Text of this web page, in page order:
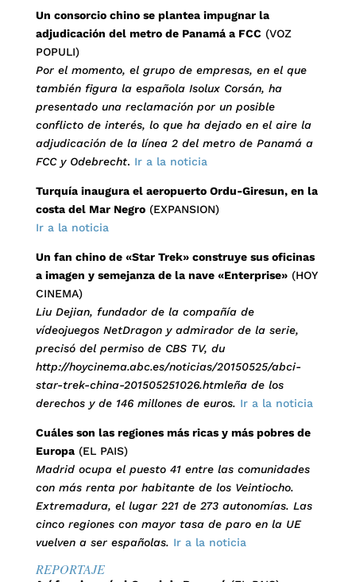
Un consorcio chino se plantea impugnar la
adjudicación del metro de Panamá a FCC (VOZ
POPULI)
Por el momento, el grupo de empresas, en el que
también figura la española Isolux Corsán, ha
presentado una reclamación por un posible
conflicto de interés, lo que ha dejado en el aire la
adjudicación de la línea 2 del metro de Panamá a
FCC y Odebrecht. Ir a la noticia
Turquía inaugura el aeropuerto Ordu-Giresun, en la
costa del Mar Negro(EXPANSION)
Ir a la noticia
Un fan chino de «Star Trek» construye sus oficinas
a imagen y semejanza de la nave «Enterprise»(HOY
CINEMA)
Liu Dejian, fundador de la compañía de
vídeojuegos NetDragon y admirador de la serie,
precisó del permiso de CBS TV, du
http://hoycinema.abc.es/noticias/20150525/abci-
star-trek-china-201505251026.htmleña de los
derechos y de 146 millones de euros. Ir a la noticia
Cuáles son las regiones más ricas y más pobres de
Europa(EL PAIS)
Madrid ocupa el puesto 41 entre las comunidades
con más renta por habitante de los Veintiocho.
Extremadura, el lugar 221 de 273 autonomías. Las
cinco regiones con mayor tasa de paro en la UE
vuelven a ser españolas. Ir a la noticia
REPORTAJE